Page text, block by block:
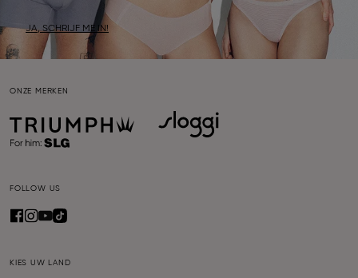
JA, SCHRIJF ME IN!
ONZE MERKEN
FOLLOW US
KIES UW LAND